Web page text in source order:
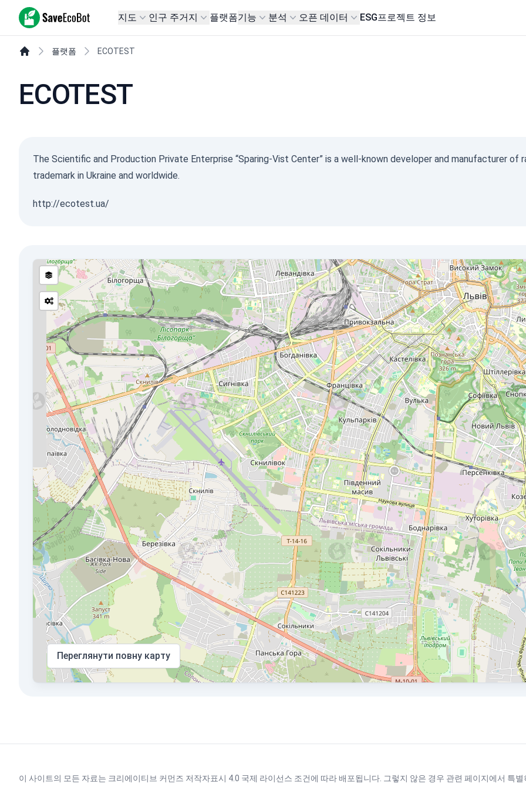
SaveEcoBot 지도 인구 주거지 플랫폼기능 분석 오픈 데이터 ESG프로젝트 정보
플랫폼 ECOTEST
ECOTEST
The Scientific and Production Private Enterprise “Sparing-Vist Center” is a well-known developer and manufacturer of
trademark in Ukraine and worldwide.
http://ecotest.ua/
Переглянути повну карту
이 사이트의 모든 자료는 크리에이티브 커먼즈 저작자표시 4.0 국제 라이선스 조건에 따라 배포됩니다. 그렇지 않은 경우 관련 페이지에서 특